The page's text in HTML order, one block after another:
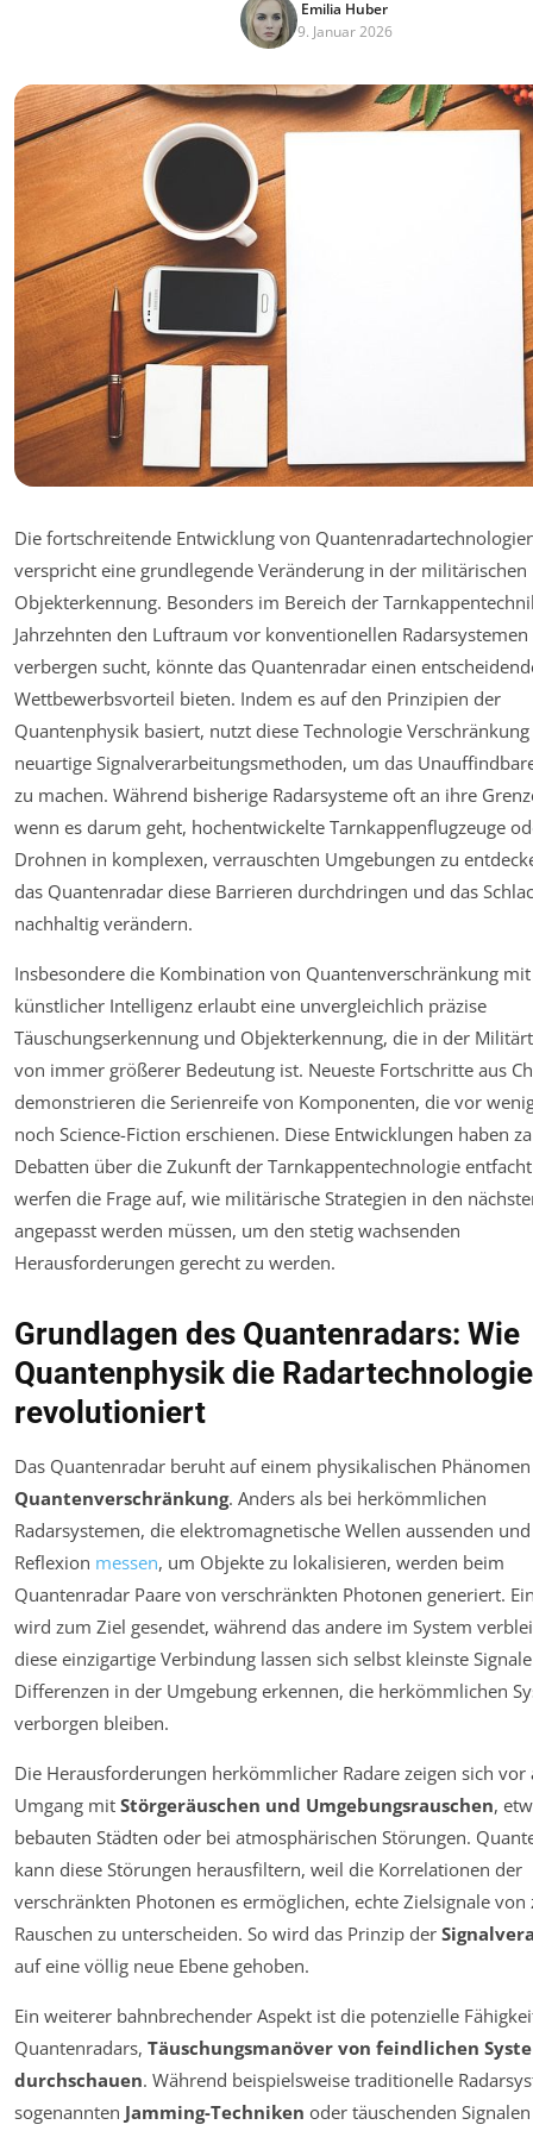
Emilia Huber
9. Januar 2026
Die fortschreitende Entwicklung von
verspricht eine grundlegende Veränderung in der militärischen
Objekterkennung. Besonders im Bereich der
Jahrzehnten den Luftraum vor konventionellen Radarsystemen
verbergen sucht, könnte das Quantenradar einen
Wettbewerbsvorteil bieten. Indem es auf den Prinzipien der
Quantenphysik basiert, nutzt diese Technologie
neuartige Signalverarbeitungsmethoden, um das
zu machen. Während bisherige Radarsysteme oft an ihre
wenn es darum geht, hochentwickelte Tarnkappenflugzeuge
Drohnen in komplexen, verrauschten Umgebungen zu
das Quantenradar diese Barrieren durchdringen und das
nachhaltig verändern.
Insbesondere die Kombination von Quantenverschränkung mit
künstlicher Intelligenz erlaubt eine unvergleichlich präzise
Täuschungserkennung und Objekterkennung, die in der
von immer größerer Bedeutung ist. Neueste Fortschritte aus
demonstrieren die Serienreife von Komponenten, die vor
noch Science-Fiction erschienen. Diese Entwicklungen haben
Debatten über die Zukunft der Tarnkappentechnologie
werfen die Frage auf, wie militärische Strategien in den
angepasst werden müssen, um den stetig wachsenden
Herausforderungen gerecht zu werden.
Grundlagen des Quantenradars: Wie
Quantenphysik die Radartechnologie
revolutioniert
Das Quantenradar beruht auf einem physikalischen
Quantenverschränkung. Anders als bei herkömmlichen
Radarsystemen, die elektromagnetische Wellen aussenden
Reflexion messen, um Objekte zu lokalisieren, werden beim
Quantenradar Paare von verschränkten Photonen generiert.
wird zum Ziel gesendet, während das andere im System
diese einzigartige Verbindung lassen sich selbst kleinste
Differenzen in der Umgebung erkennen, die herkömmlichen
verborgen bleiben.
Die Herausforderungen herkömmlicher Radare zeigen sich
Umgang mit Störgeräuschen und Umgebungsrauschen,
bebauten Städten oder bei atmosphärischen Störungen.
kann diese Störungen herausfiltern, weil die Korrelationen der
verschränkten Photonen es ermöglichen, echte Zielsignale von
Rauschen zu unterscheiden. So wird das Prinzip der
auf eine völlig neue Ebene gehoben.
Ein weiterer bahnbrechender Aspekt ist die potenzielle
Quantenradars, Täuschungsmanöver von feindlichen
durchschauen. Während beispielsweise traditionelle
sogenannten Jamming-Techniken oder täuschenden Signalen